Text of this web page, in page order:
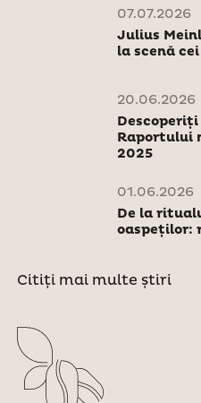
07.07.2026
Julius
la scenă
20.06.2026
Raportului
2025
01.06.2026
De la
oaspeților:
Citiți mai multe știri